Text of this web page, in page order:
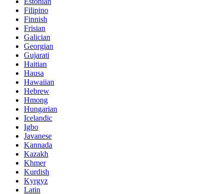
Filipino
Finnish
Frisian
Galician
Georgian
Gujarati
Haitian
Hausa
Hawaiian
Hebrew
Hmong
Hungarian
Icelandic
Igbo
Javanese
Kannada
Kazakh
Khmer
Kurdish
Kyrgyz
Latin